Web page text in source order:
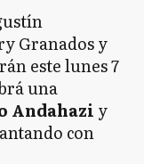
Granados y
este lunes 7
una
Andahazi y
con